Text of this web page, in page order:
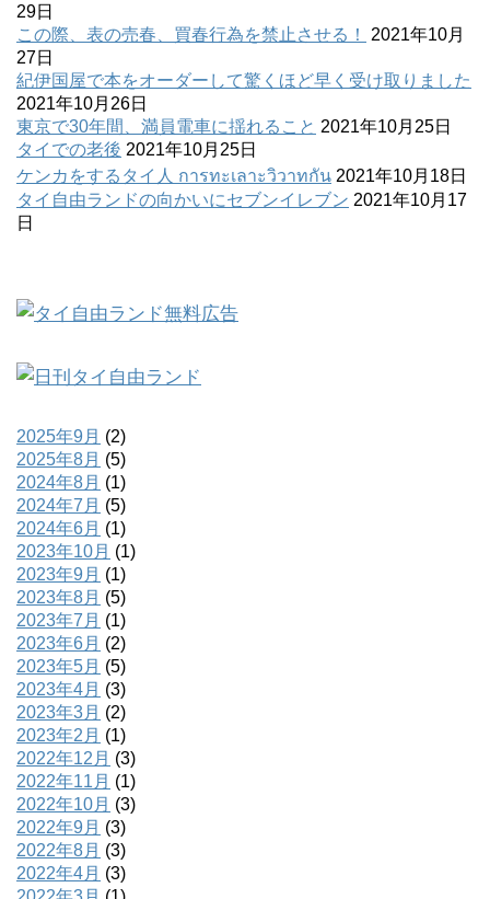
29日
この際、表の売春、買春行為を禁止させる！
2021年10月
27日
紀伊国屋で本をオーダーして驚くほど早く受け取りました
2021年10月26日
東京で30年間、満員電車に揺れること 2021年10月25日
タイでの老後 2021年10月25日
ケンカをするタイ人 การทะเลาะวิวาทกัน 2021年10月18日
タイ自由ランドの向かいにセブンイレブン 2021年10月17
日
2025年9月 (2)
2025年8月 (5)
2024年8月 (1)
2024年7月 (5)
2024年6月 (1)
2023年10月 (1)
2023年9月 (1)
2023年8月 (5)
2023年7月 (1)
2023年6月 (2)
2023年5月 (5)
2023年4月 (3)
2023年3月 (2)
2023年2月 (1)
2022年12月 (3)
2022年11月 (1)
2022年10月 (3)
2022年9月 (3)
2022年8月 (3)
2022年4月 (3)